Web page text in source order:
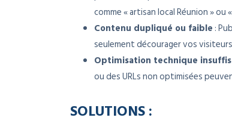
comme « artisan local Réunion »
Contenu dupliqué ou faible :
seulement décourager vos
Optimisation technique
ou des URLs non optimisées
SOLUTIONS :